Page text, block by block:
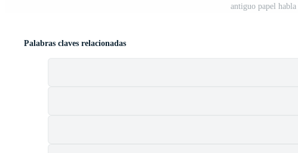
antiguo papel
Palabras claves relacionadas